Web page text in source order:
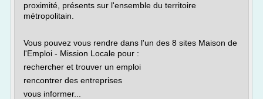
proximité, présents sur l'ensemble du territoire
métropolitain.
Vous pouvez vous rendre dans l'un des 8 sites Maison de
l'Emploi - Mission Locale pour :
rechercher et trouver un emploi
rencontrer des entreprises
vous informer...